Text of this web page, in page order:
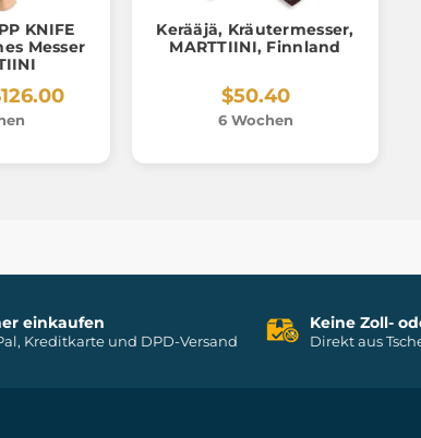
KNIFE
Messer
Kerääjä, Kräutermesser,
MARTTIINI, Finnland
$50.40
6 Wochen
einkaufen
Kreditkarte und DPD-Versand
Keine Zoll-
Direkt aus